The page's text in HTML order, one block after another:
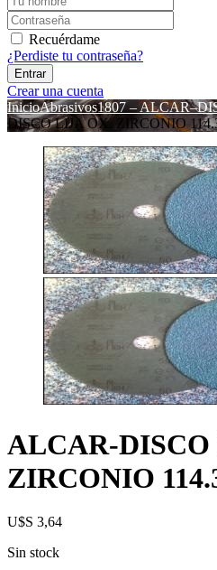
Recuérdame
¿Perdiste tu contraseña?
Crear una cuenta
InicioAbrasivos1807 –
DISCO LIJA OX. ZIRCONIO
ALCAR-
ZIRCONIO
U$S 3,64
Sin stock